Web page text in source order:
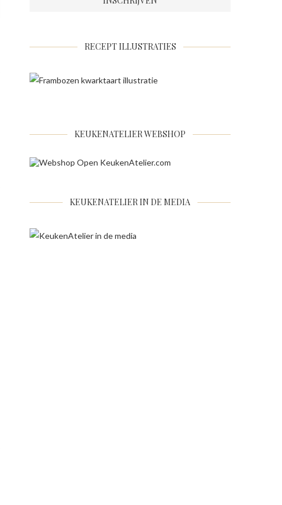
RECEPT ILLUSTRATIES
KEUKENATELIER WEBSHOP
KEUKENATELIER IN DE MEDIA